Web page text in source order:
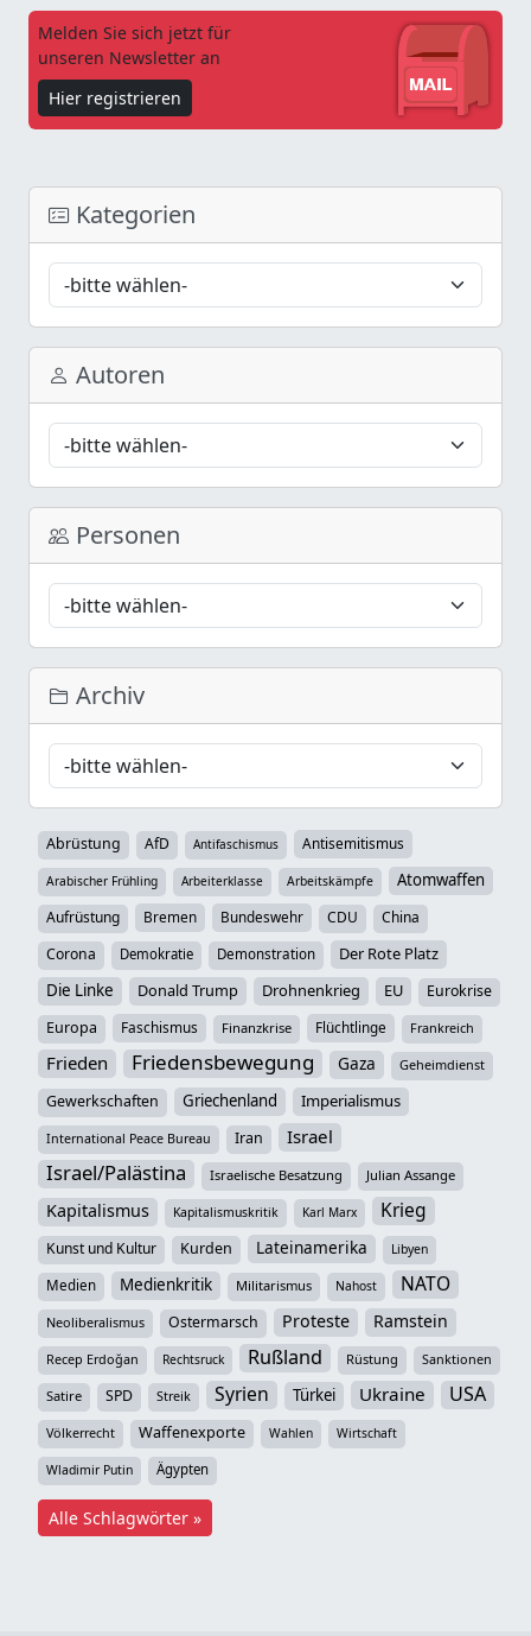
Melden Sie sich jetzt für
unseren Newsletter an
Hier registrieren
Kategorien
Autoren
Personen
Archiv
Abrüstung AfD Antifaschismus Antisemitismus
Arabischer Frühling Arbeiterklasse Arbeitskämpfe Atomwaffen
Aufrüstung Bremen Bundeswehr CDU
China
Corona
Demokratie Demonstration
Der Rote Platz
Die Linke
Donald Trump Drohnenkrieg EU
Eurokrise
Europa
Faschismus Finanzkrise Flüchtlinge Frankreich
Frieden Friedensbewegung Gaza Geheimdienst
Gewerkschaften Griechenland Imperialismus
International Peace Bureau Iran Israel
Israel/Palästina Israelische Besatzung Julian Assange
Kapitalismus Kapitalismuskritik Karl Marx Krieg
Kunst und Kultur Kurden Lateinamerika Libyen
Medien Medienkritik Militarismus Nahost NATO
Neoliberalismus Ostermarsch Proteste Ramstein
Recep Erdoğan Rechtsruck Rußland Rüstung Sanktionen
Satire SPD Streik Syrien Türkei Ukraine USA
Völkerrecht Waffenexporte Wahlen Wirtschaft
Wladimir Putin Ägypten
Alle Schlagwörter »